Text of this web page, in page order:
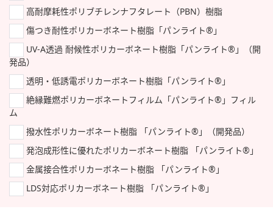
高耐摩耗性ポリブチレンナフタレート（PBN）樹脂
傷つき耐性ポリカーボネート樹脂「パンライト®」
UV-A透過 耐候性ポリカーボネート樹脂「パンライト®」（開
発品）
透明・低誘電ポリカーボネート樹脂「パンライト®」
絶縁難燃ポリカーボネートフィルム「パンライト®」フィル
ム
撥水性ポリカーボネート樹脂 「パンライト®」（開発品）
発泡成形性に優れたポリカーボネート樹脂 「パンライト®」
金属接合性ポリカーボネート樹脂 「パンライト®」
LDS対応ポリカーボネート樹脂 「パンライト®」